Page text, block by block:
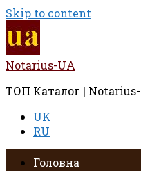
Skip to content
Notarius-UA
ТОП Каталог |
UK
RU
Головна